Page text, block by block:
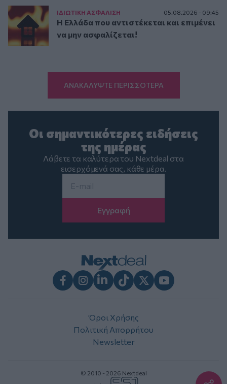
ΙΔΙΩΤΙΚΗ ΑΣΦAΛΙΣΗ 05.08.2026 - 09:45
Η Ελλάδα που αντιστέκεται και επιμένει
να μην ασφαλίζεται!
ΑΝΑΚΑΛΥΨΤΕ ΠΕΡΙΣΣΟΤΕΡΑ
Οι σημαντικότερες ειδήσεις
της ημέρας
Λάβετε τα καλύτερα του Nextdeal στα
εισερχόμενά σας, κάθε μέρα.
Όροι Χρήσης
Πολιτική Απορρήτου
Newsletter
© 2010 - 2026 Nextdeal